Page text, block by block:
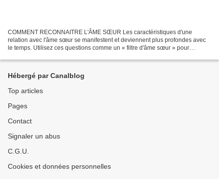
COMMENT RECONNAITRE L'ÂME SŒUR Les caractéristiques d'une
relation avec l'âme sœur se manifestent et deviennent plus profondes avec
le temps. Utilisez ces questions comme un « filtre d'âme sœur » pour
Hébergé par Canalblog
Top articles
Pages
Contact
Signaler un abus
C.G.U.
Cookies et données personnelles